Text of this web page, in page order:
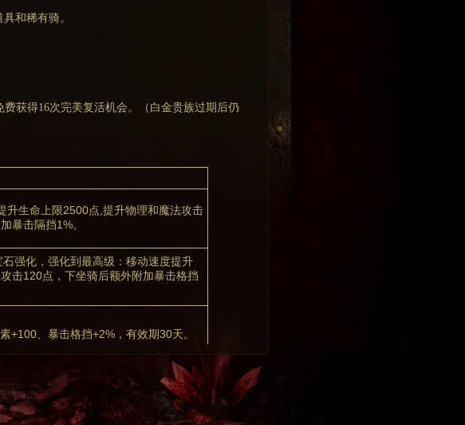
和稀有骑。
获得16次完美复活机会。（白金贵族过期后仍
升生命上限2500点,提升物理和魔法攻击
暴击隔挡1%。
强化，强化到最高级：移动速度提升
击120点，下坐骑后额外附加暴击格挡
+100、暴击格挡+2%，有效期30天。
金币奖励。